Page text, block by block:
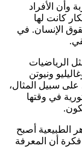
وأن الأفراد
كانت لها
الإنسان. في
الرياضيات
ونيوتن
سبيل المثال،
في وقتها
الطبيعية أصبح
أن المعرفة